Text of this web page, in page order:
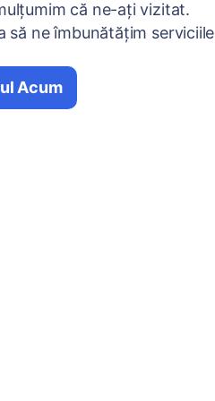
că ne-ați vizitat.
ne îmbunătățim
Acum